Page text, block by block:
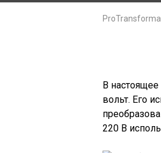
В
вольт. Его
220 В